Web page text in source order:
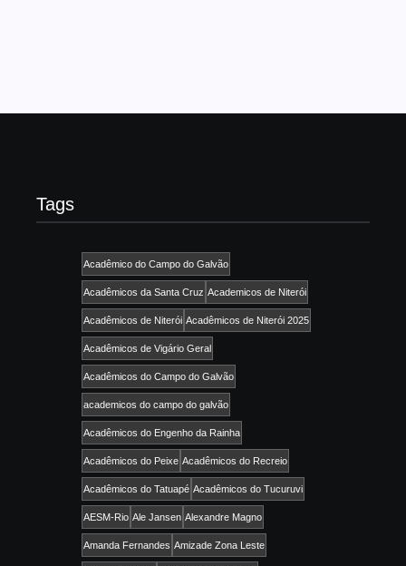
Tags
Acadêmico do Campo do Galvão
Acadêmicos da Santa Cruz Academicos de Niterói
Acadêmicos de Niterói Acadêmicos de Niterói 2025
Acadêmicos de Vigário Geral
Acadêmicos do Campo do Galvão
academicos do campo do galvão
Acadêmicos do Engenho da Rainha
Acadêmicos do Peixe Acadêmicos do Recreio
Acadêmicos do Tatuapé Acadêmicos do Tucuruvi
AESM-Rio Ale Jansen Alexandre Magno
Amanda Fernandes Amizade Zona Leste